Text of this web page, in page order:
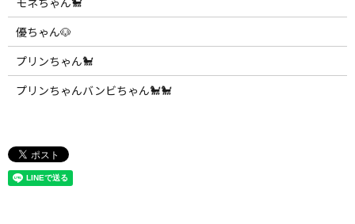
優ちゃん🐶
プリンちゃん🐩
プリンちゃんバンビちゃん🐩🐩